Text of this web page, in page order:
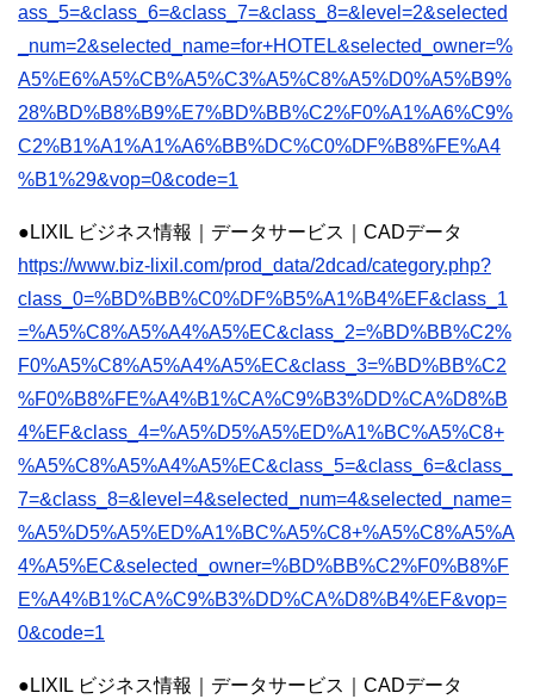
ass_5=&class_6=&class_7=&class_8=&level=2&selected
_num=2&selected_name=for+HOTEL&selected_owner=%
A5%E6%A5%CB%A5%C3%A5%C8%A5%D0%A5%B9%
28%BD%B8%B9%E7%BD%BB%C2%F0%A1%A6%C9%
C2%B1%A1%A1%A6%BB%DC%C0%DF%B8%FE%A4
%B1%29&vop=0&code=1
●LIXIL ビジネス情報｜データサービス｜CADデータ
https://www.biz-lixil.com/prod_data/2dcad/category.php?
class_0=%BD%BB%C0%DF%B5%A1%B4%EF&class_1
=%A5%C8%A5%A4%A5%EC&class_2=%BD%BB%C2%
F0%A5%C8%A5%A4%A5%EC&class_3=%BD%BB%C2
%F0%B8%FE%A4%B1%CA%C9%B3%DD%CA%D8%B
4%EF&class_4=%A5%D5%A5%ED%A1%BC%A5%C8+
%A5%C8%A5%A4%A5%EC&class_5=&class_6=&class_
7=&class_8=&level=4&selected_num=4&selected_name=
%A5%D5%A5%ED%A1%BC%A5%C8+%A5%C8%A5%A
4%A5%EC&selected_owner=%BD%BB%C2%F0%B8%F
E%A4%B1%CA%C9%B3%DD%CA%D8%B4%EF&vop=
0&code=1
●LIXIL ビジネス情報｜データサービス｜CADデータ